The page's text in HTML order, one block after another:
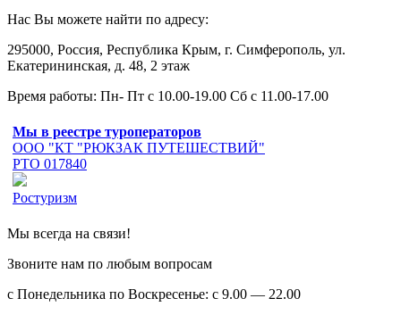
Нас Вы можете найти по адресу:
295000, Россия, Республика Крым, г. Симферополь, ул.
Екатерининская, д. 48, 2 этаж
Время работы: Пн- Пт с 10.00-19.00 Сб с 11.00-17.00
Мы в реестре туроператоров
ООО "КТ "РЮКЗАК ПУТЕШЕСТВИЙ"
РТО 017840
Ростуризм
Мы всегда на связи!
Звоните нам по любым вопросам
с Понедельника по Воскресенье: с 9.00 — 22.00